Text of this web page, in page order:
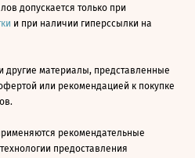
допускается только при
и при наличии гиперссылки на
другие материалы, представленные
или рекомендацией к покупке
рекомендательные
предоставления